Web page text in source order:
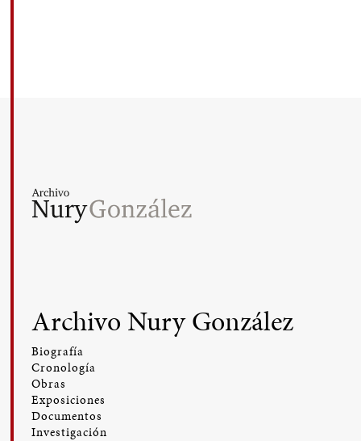
Archivo Nury González
Biografía
Cronología
Obras
Exposiciones
Documentos
Investigación